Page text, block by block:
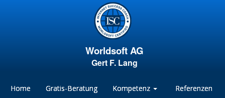
Worldsoft AG
Gert F. Lang
Home Gratis-Beratung Kompetenz Referenzen